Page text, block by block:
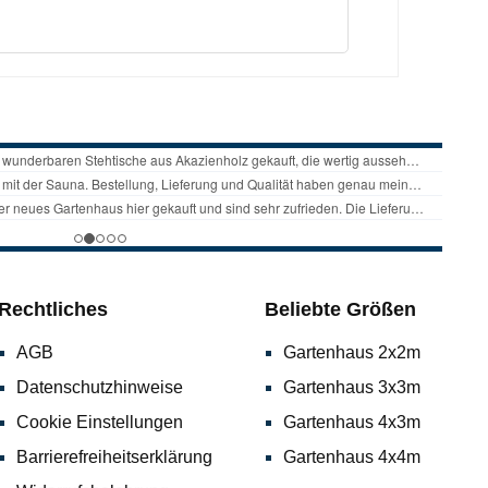
lässt sich mit wenigen Handgriffen
Rechtliches
AGB
Datenschutzhinweise
Cookie Einstellungen
Barrierefreiheitserklärung
Beliebte Größen
Gartenhaus 2x2m
Gartenhaus 3x3m
Gartenhaus 4x3m
Gartenhaus 4x4m